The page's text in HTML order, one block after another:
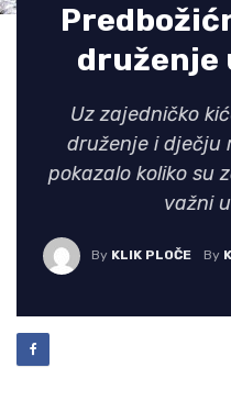
druženje
Uz zajedničko
druženje i dječju
pokazalo koliko su
važni
By KLIK PLOČE By